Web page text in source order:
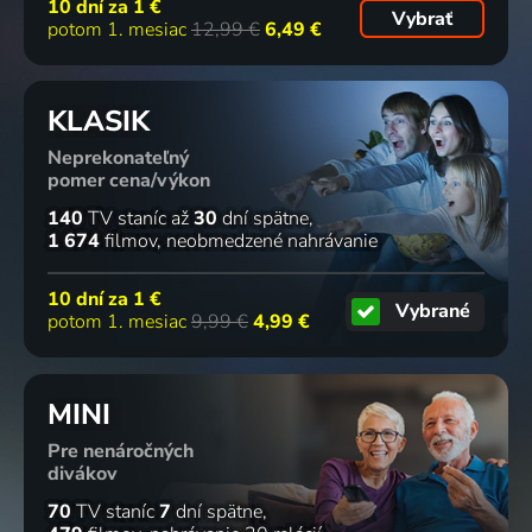
2016 | Česká republika | Komédia, Dráma 2019 | USA | Thriller
82
Taxikář
1976 | USA | Dráma, Krimi
64
Sucho
65
Bobule
2008 | Česká republika | Komédia
55
Arvéd
2022 | Česká republika | Dráma, Mysteriózny, Životopisný
47%
Vrah z
44%
Vražedný
58%
Iluze lásky
53%
Ztracená
sestra
50 19% 68% 64%
10 dní za 1 €
potom 1. mesiac12,99 €6,49 € Vybrať
KLASIK
Neprekonateľný
pomer cena/výkon
140 TV staníc až30 dní spätne
1 674filmov neobmedzené nahrávanie
10 dní za 1 €
potom 1. mesiac9,99 €4,99 € Vybrané
MINI
Pre nenáročných
divákov
70 TV staníc7 dní spätne